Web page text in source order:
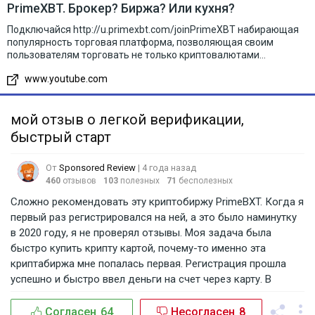
PrimeXBT. Брокер? Биржа? Или кухня?
Подключайся http://u.primexbt.com/joinPrimeXBT набирающая
популярность торговая платформа, позволяющая своим
пользователям торговать не только криптовалютами...
www.youtube.com
мой отзыв о легкой верификации,
быстрый старт
От Sponsored Review | 4 года назад
460 отзывов 103 полезных 71 бесполезных
Сложно рекомендовать эту криптобиржу PrimeBXT. Когда я
первый раз регистрировался на ней, а это было наминутку
в 2020 году, я не проверял отзывы. Моя задача была
быстро купить крипту картой, почему-то именно эта
криптабиржа мне попалась первая. Регистрация прошла
успешно и быстро ввел деньги на счет через карту. В
удалось довольно быстро. Интерфейс у нее довольно
Согласен 64 Несогласен 8